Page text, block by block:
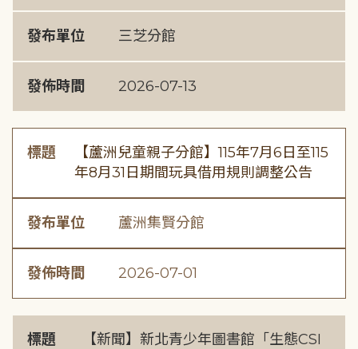
發布單位 三芝分館
發佈時間 2026-07-13
標題
【蘆洲兒童親子分館】115年7月6日至115
年8月31日期間玩具借用規則調整公告
發布單位 蘆洲集賢分館
發佈時間 2026-07-01
標題
【新聞】新北青少年圖書館「生態CSI